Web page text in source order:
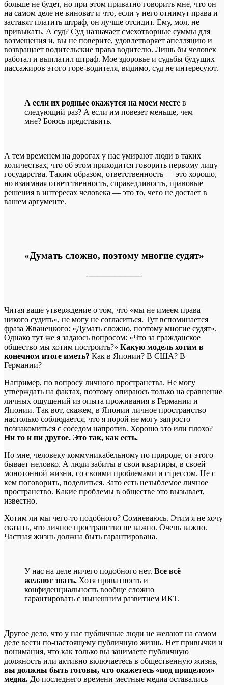
больше не будет, но при этом приватно говорить мне, что он
на самом деле не виноват и что, если у него отнимут права и
заставят платить штраф, он лучше отсидит. Ему, мол, не
привыкать. А суд? Суд назначает смехотворные суммы для
возмещения и, вы не поверите, удовлетворяет апелляцию и
возвращает водительские права водителю. Лишь бы человек
работал и выплатил штраф. Мое здоровье и судьбы будущих
пассажиров этого горе-водителя, видимо, суд не интересуют.
А если их родные окажутся на моем месте в
следующий раз? А если им повезет меньше, чем
мне? Боюсь представить.
А тем временем на дорогах у нас умирают люди в таких
количествах, что об этом приходится говорить первому лицу
государства. Таким образом, ответственность — это хорошо,
но взаимная ответственность, справедливость, правовые
решения в интересах человека — это то, чего не достает в
вашем аргументе.
«Думать сложно, поэтому многие судят»
──────────
Читая ваше утверждение о том, что «мы не имеем права
никого судить», не могу не согласиться. Тут вспоминается
фраза Жванецкого: «Думать сложно, поэтому многие судят».
Однако тут же я задаюсь вопросом: «Что за гражданское
общество мы хотим построить?» Какую модель хотим в
конечном итоге иметь? Как в Японии? В США? В
Германии?
Например, по вопросу личного пространства. Не могу
утверждать на фактах, поэтому опираюсь только на сравнение
личных ощущений из опыта проживания в Германии и
Японии. Так вот, скажем, в Японии личное пространство
настолько соблюдается, что я порой не могу запросто
познакомиться с соседом напротив. Хорошо это или плохо?
Ни то и ни другое. Это так, как есть.
Но мне, человеку коммуникабельному по природе, от этого
бывает неловко. А люди забиты в свои квартиры, в своей
монотонной жизни, со своими проблемами и стрессом. Не с
кем поговорить, поделиться. Зато есть незыблемое личное
пространство. Какие проблемы в обществе это вызывает,
известно.
Хотим ли мы чего-то подобного? Сомневаюсь. Этим я не хочу
сказать, что личное пространство не важно. Очень важно.
Частная жизнь должна быть гарантирована.
У нас на деле ничего подобного нет. Все всё
желают знать. Хотя приватность и
конфиденциальность вообще сложно
гарантировать с нынешним развитием ИКТ.
Другое дело, что у нас публичные люди не желают на самом
деле вести по-настоящему публичную жизнь. Нет привычки и
понимания, что как только вы занимаете публичную
должность или активно включаетесь в общественную жизнь,
вы должны быть готовы, что окажетесь «под прицелом»
медиа. До последнего времени местные медиа оставались